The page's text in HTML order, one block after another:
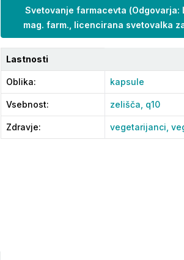
Svetovanje farmacevta (Odgovarja:
mag. farm., licencirana svetovalka
Lastnosti
Oblika: kapsule
Vsebnost: zelišča, q10
Zdravje: vegetarijanci,